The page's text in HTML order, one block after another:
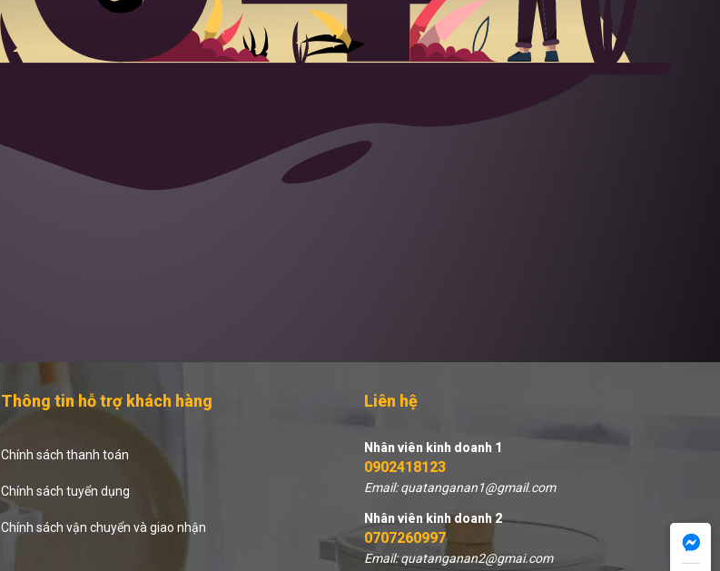
Thông tin hỗ trợ khách hàng
Chính sách thanh toán
Chính sách tuyển dụng
Chính sách vận chuyển và giao nhận
Liên hệ
Nhân viên kinh doanh 1
0902418123
Email: quatanganan1@gmail.com
Nhân viên kinh doanh 2
0707260997
Email: quatanganan2@gmai.com